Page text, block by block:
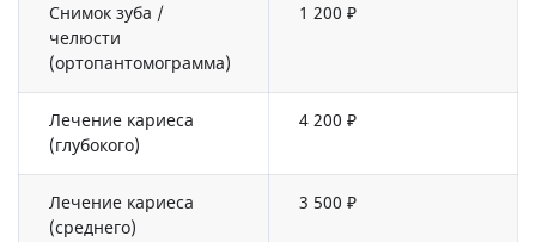
Снимок зуба /
челюсти
(ортопантомограмма)
1 200 ₽
Лечение кариеса
(глубокого)
4 200 ₽
Лечение кариеса
(среднего)
3 500 ₽